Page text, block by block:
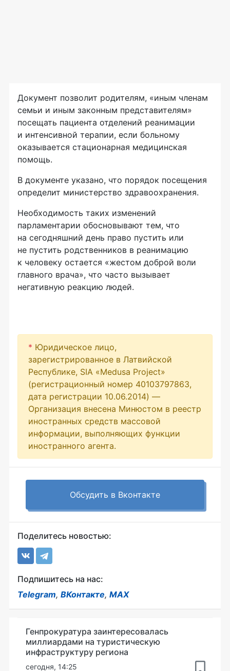
Документ позволит родителям, «иным членам
семьи и иным законным представителям»
посещать пациента отделений реанимации
и интенсивной терапии, если больному
оказывается стационарная медицинская
помощь.
В документе указано, что порядок посещения
определит министерство здравоохранения.
Необходимость таких изменений
парламентарии обосновывают тем, что
на сегодняшний день право пустить или
не пустить родственников в реанимацию
к человеку остается «жестом доброй воли
главного врача», что часто вызывает
негативную реакцию людей.
* Юридическое лицо,
зарегистрированное в Латвийской
Республике, SIA «Medusa Project»
(регистрационный номер 40103797863,
дата регистрации 10.06.2014) —
Организация внесена Минюстом в реестр
иностранных средств массовой
информации, выполняющих функции
иностранного агента.
Обсудить в Вконтакте
Поделитесь новостью:
Подпишитесь на нас:
Telegram, ВКонтакте, MAX
Генпрокуратура заинтересовалась
миллиардами на туристическую
инфраструктуру региона
сегодня, 14:25